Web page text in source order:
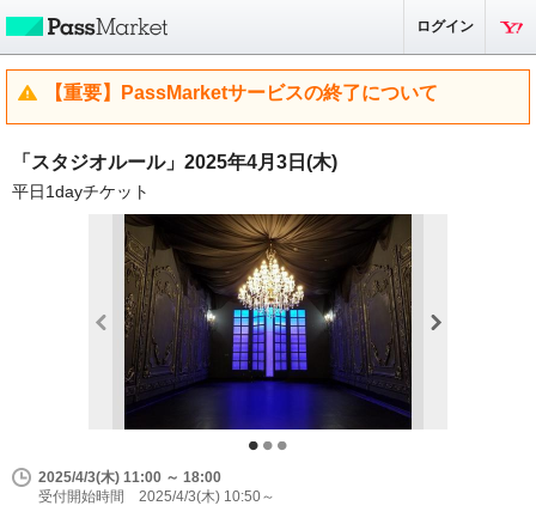
ログイン
【重要】PassMarketサービスの終了について
「スタジオルール」2025年4月3日(木)
平日1dayチケット
2025/4/3(木) 11:00 ～ 18:00
受付開始時間 2025/4/3(木) 10:50～